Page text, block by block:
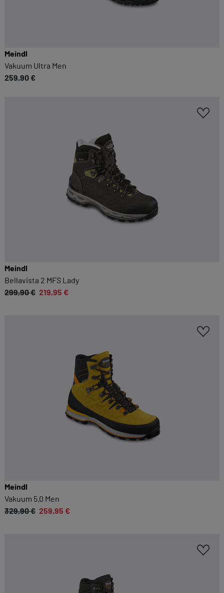
Meindl
Vakuum Ultra Men
259,90 €
Meindl
Bellavista 2 MFS Lady
299,90 € 219,95 €
Meindl
Vakuum 5.0 Men
329,90 € 259,95 €